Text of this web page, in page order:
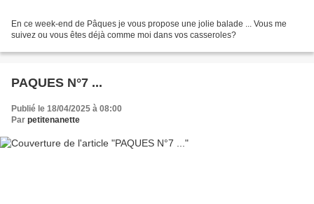
En ce week-end de Pâques je vous propose une jolie balade ... Vous me
suivez ou vous êtes déjà comme moi dans vos casseroles?
PAQUES N°7 ...
Publié le 18/04/2025 à 08:00
Par petitenanette